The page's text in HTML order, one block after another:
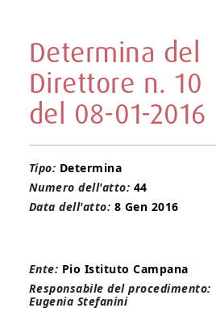
Determina del
Direttore n. 10
del 08-01-2016
Tipo: Determina
Numero dell'atto: 44
Data dell'atto: 8 Gen 2016
Ente: Pio Istituto Campana
Responsabile del procedimento:
Eugenia Stefanini